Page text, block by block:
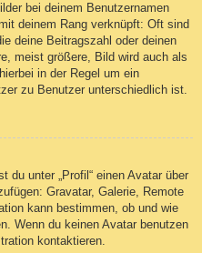
bei deinem Benutzernamen
deinem Rang verknüpft: Oft sind
deine Beitragszahl oder deinen
meist größere, Bild wird auch als
in der Regel um ein
zu Benutzer unterschiedlich ist.
du unter „Profil“ einen Avatar über
Gravatar, Galerie, Remote
kann bestimmen, ob und wie
Wenn du keinen Avatar benutzen
kontaktieren.